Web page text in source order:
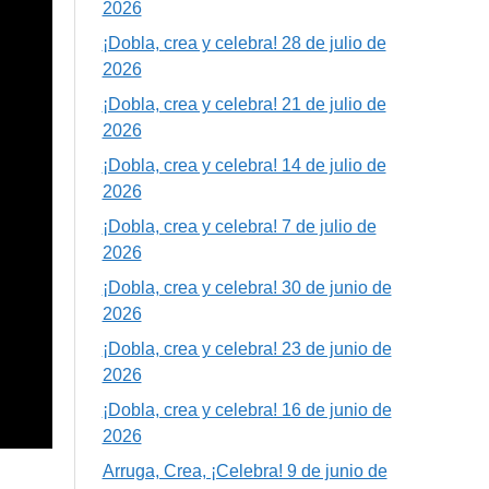
2026
¡Dobla, crea y celebra! 28 de julio de
2026
¡Dobla, crea y celebra! 21 de julio de
2026
¡Dobla, crea y celebra! 14 de julio de
2026
¡Dobla, crea y celebra! 7 de julio de
2026
¡Dobla, crea y celebra! 30 de junio de
2026
¡Dobla, crea y celebra! 23 de junio de
2026
¡Dobla, crea y celebra! 16 de junio de
2026
Arruga, Crea, ¡Celebra! 9 de junio de